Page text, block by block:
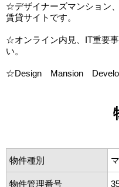
☆デザイナーズマンション
賃貸サイトです。
☆オンライン内見、IT重要
い。
☆Design Mansion
物件種別
物件管理番号